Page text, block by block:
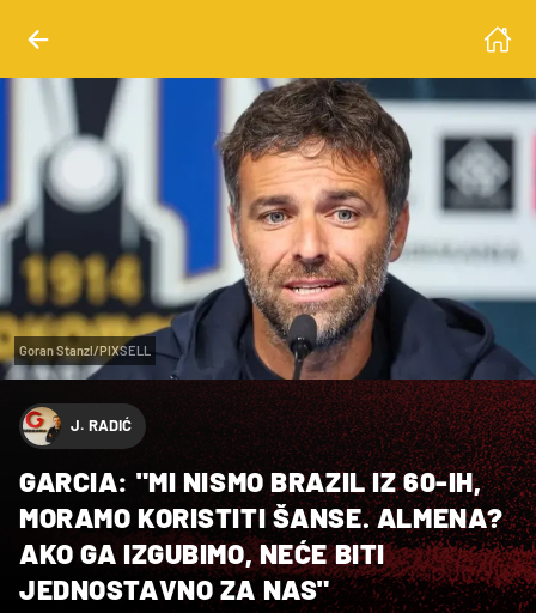
Goran Stanzl/PIXSELL
J. RADIĆ
GARCIA: "MI NISMO BRAZIL IZ 60-IH,
MORAMO KORISTITI ŠANSE. ALMENA?
AKO GA IZGUBIMO, NEĆE BITI
JEDNOSTAVNO ZA NAS"